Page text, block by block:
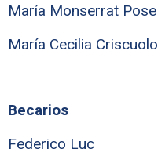
María Monserrat Pose
María Cecilia Criscuolo
Becarios
Federico Luc